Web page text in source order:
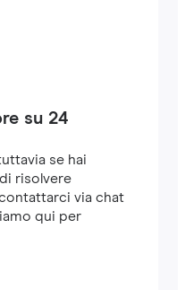
su 24
se hai
risolvere
via chat
qui per